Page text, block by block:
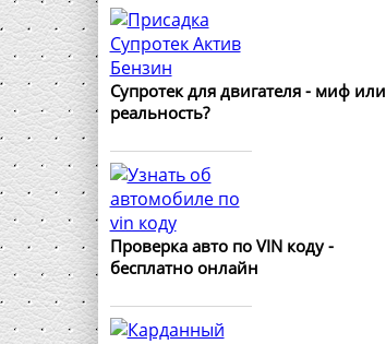
Супротек для двигателя - миф или
реальность?
Проверка авто по VIN коду -
бесплатно онлайн